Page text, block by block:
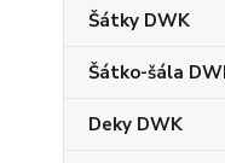
Šátky DWK
Šátko-šála
Deky DWK